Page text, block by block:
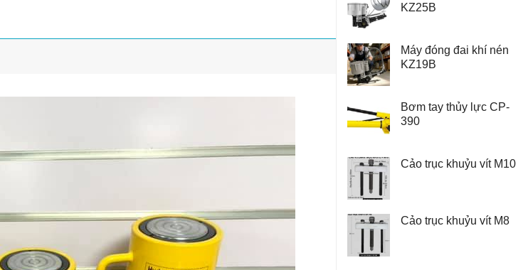
KZ25B
Máy đóng đai khí nén
KZ19B
Bơm tay thủy lực CP-
390
Cảo trục khuỷu vít M10
Cảo trục khuỷu vít M8